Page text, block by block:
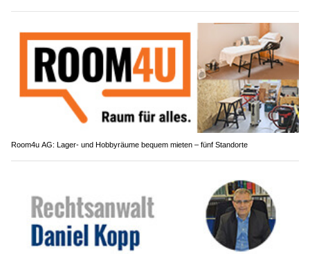
Room4u AG: Lager- und Hobbyräume bequem mieten – fünf Standorte